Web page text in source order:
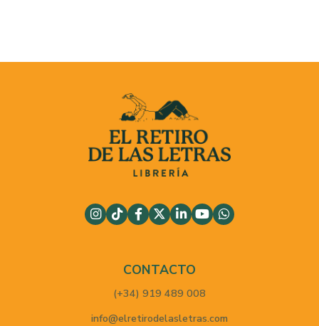
CONTACTO
(+34) 919 489 008
info@elretirodelasletras.com